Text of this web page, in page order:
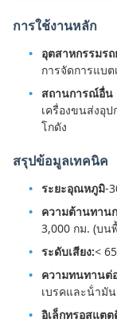
การใช้งานหลัก
อุตสาหกรรมร
การจัดการแบ
สถานการณ์อื่น
เครื่องขนส่งอุ
โกดัง
สรุปข้อมูลเทคนิค
ระยะอุณหภูมิ-
ความต้านทาน
3,000 กม. (บน
ระดับเสียง:<
ความทนทานต่
เบรคและน้ํามั
อิเล็กทรอสแต